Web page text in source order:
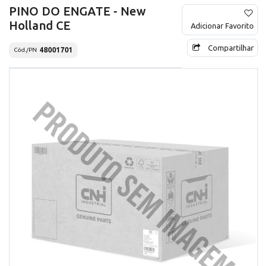
PINO DO ENGATE - New
Holland CE
Cód./PN 48001701
Adicionar Favorito
Compartilhar